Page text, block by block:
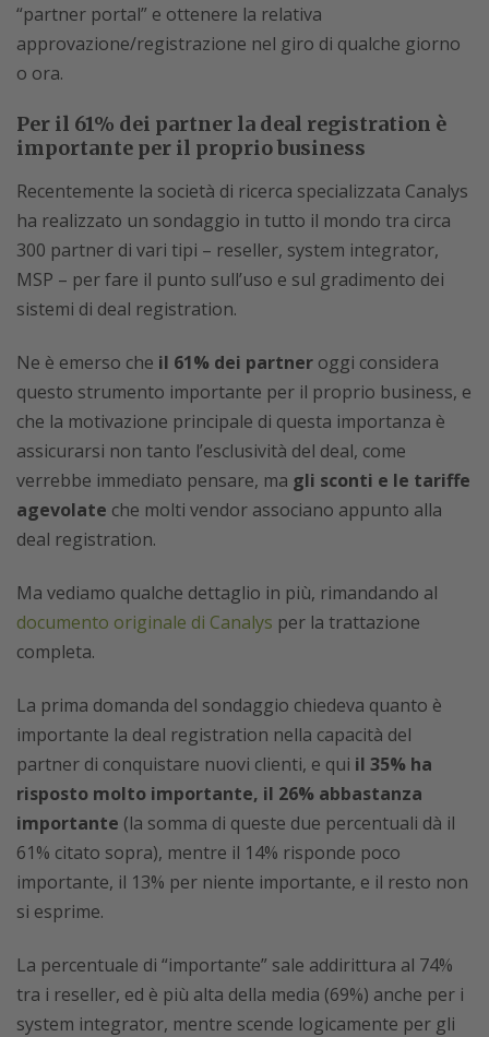
“partner portal” e ottenere la relativa
approvazione/registrazione nel giro di qualche giorno
o ora.
Per il 61% dei partner la deal registration è
importante per il proprio business
Recentemente la società di ricerca specializzata Canalys
ha realizzato un sondaggio in tutto il mondo tra circa
300 partner di vari tipi – reseller, system integrator,
MSP – per fare il punto sull’uso e sul gradimento dei
sistemi di deal registration.
Ne è emerso che il 61% dei partner oggi considera
questo strumento importante per il proprio business, e
che la motivazione principale di questa importanza è
assicurarsi non tanto l’esclusività del deal, come
verrebbe immediato pensare, ma gli sconti e le tariffe
agevolate che molti vendor associano appunto alla
deal registration.
Ma vediamo qualche dettaglio in più, rimandando al
documento originale di Canalys per la trattazione
completa.
La prima domanda del sondaggio chiedeva quanto è
importante la deal registration nella capacità del
partner di conquistare nuovi clienti, e qui il 35% ha
risposto molto importante, il 26% abbastanza
importante (la somma di queste due percentuali dà il
61% citato sopra), mentre il 14% risponde poco
importante, il 13% per niente importante, e il resto non
si esprime.
La percentuale di “importante” sale addirittura al 74%
tra i reseller, ed è più alta della media (69%) anche per i
system integrator, mentre scende logicamente per gli